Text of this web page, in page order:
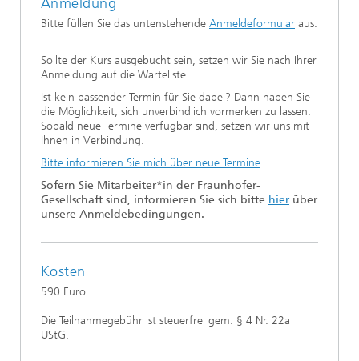
Bitte füllen Sie das untenstehende Anmeldeformular aus.
Sollte der Kurs ausgebucht sein, setzen wir Sie nach Ihrer
Anmeldung auf die Warteliste.
Ist kein passender Termin für Sie dabei? Dann haben Sie
die Möglichkeit, sich unverbindlich vormerken zu lassen.
Sobald neue Termine verfügbar sind, setzen wir uns mit
Ihnen in Verbindung.
Bitte informieren Sie mich über neue Termine
Sofern Sie Mitarbeiter*in der Fraunhofer-
Gesellschaft sind, informieren Sie sich bitte hier über
unsere Anmeldebedingungen.
Kosten
590 Euro
Die Teilnahmegebühr ist steuerfrei gem. § 4 Nr. 22a
UStG.